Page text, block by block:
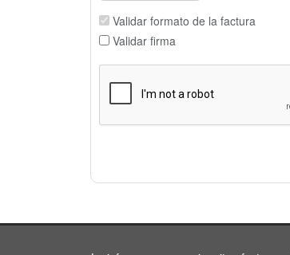
Validar formato de la factura
Validar firma